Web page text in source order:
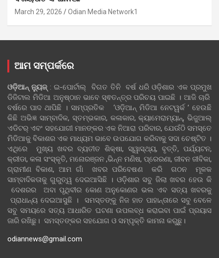
March 29, 2026 Odian Media Network1
ଆମ ସମ୍ପର୍କରେ
ଓଡ଼ିଆନ୍‍ ନ୍ୟୁଜ୍‍: ଇ-ପୋର୍ଟାଲ୍ ବିଗତ ତିନି ବର୍ଷ ଧରି ଓଡ଼ିଶାର ଏକ ପ୍ରମୁଖ
ଡିଜିଟାଲ ମିଡିଆ ଅନୁଷ୍ଠାନ ଭାବେ ସ୍ଵତନ୍ତ୍ର ପରିଚୟ ପାଇଛି । ଆଜି ଚାରି
ବର୍ଷରେ ପାଦ ଥାପିଛି । ସାମ୍ପ୍ରତିକ ‘ଓଡ଼ିଆନ୍‍ ମିଡିଆ ନେଟୱର୍କ ’ ହେଉଛି
କିଛି ଅଭିଜ୍ଞ ସାମ୍ବାଦିକ, ସ୍ତମ୍ଭକାର, କଳାକାର, କ୍ୟାମେରାମ୍ୟାନ୍, ଭିଜୁଆଲ୍
ଏଡିଟର୍ ଏବଂ ସହଯୋଗୀ ମାନଙ୍କର ଏକ ନିଆରା ପରିବାର, ଯେଉଁଠି ସମସ୍ତେ
ମିଡିଆକୁ ବିକାଶର ଏକ ମାଧ୍ୟମ ଭାବେ ଉପଯୋଗ କରିବାକୁ ସଦା ଚେଷ୍ଟିତ ।
ଏଥିରେ ମୁଖ୍ୟ ଖବର ବ୍ୟତୀତ ଶିକ୍ଷା, ସ୍ୱାସ୍ଥ୍ୟ, ବୃତ୍ତି, ପର୍ଯ୍ୟଟନ,
କ୍ରୀଡା, କଳା ସଂସ୍କୃତି, ମନୋରଞ୍ଜନ ,ଭିନ୍ନ ମଣିଷ, ପ୍ରେରଣା, ଜୀବନ ଜୀବିକା,
ଗ୍ରାମୀଣ ବିକାଶ, ଆମ ଗାଁ ଖବର ପରିବେଷଣ କରି ଗଠନ ମୂଳକ
ସାମ୍ବାଦିକତାକୁ ଗୁରୁତ୍ୱ ଦେଇଆସିଛି । ଓଡ଼ିଶାର ସବୁ ଜିଲା ଖବର ହେଉ କି
ଦେଶରର ଅବା ପୃଥିବୀର କୋଣ ଅନୁକୋଣର ଭଲ ଏବ ସତ୍ୟ ଖବରକୁ
ପ୍ରାଧାନ୍ୟ ଦେଇଆସୁଛି । ସମସ୍ତଙ୍କୁ ନିଜ ହାତ ପାହାନ୍ତାରେ ସବୁ ବେଳେ
ସବୁ ସମୟରେ ସତ୍ୟ ଆଧାରିତ ଘଟଣା ଉପଲବ୍ଧ କରାଇବା ପାଇଁ ପ୍ରୟାସ
ଜାରି ରଖିଛୁ। ସମସ୍ତଙ୍କର ସହଯୋଗ ଓ ସମ୍ପୃକ୍ତି କାମନା କରୁଛୁ।
odiannews@gmail.com